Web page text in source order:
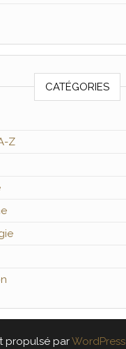
CATÉGORIES
Z
propulsé parWordPress